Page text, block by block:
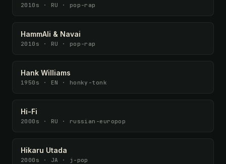
2010s · RU · pop-rap
HammAli & Navai
2010s · RU · pop-rap
Hank Williams
1950s · EN · honky-tonk
Hi-Fi
2000s · RU · russian-europop
Hikaru Utada
2000s · JA · j-pop